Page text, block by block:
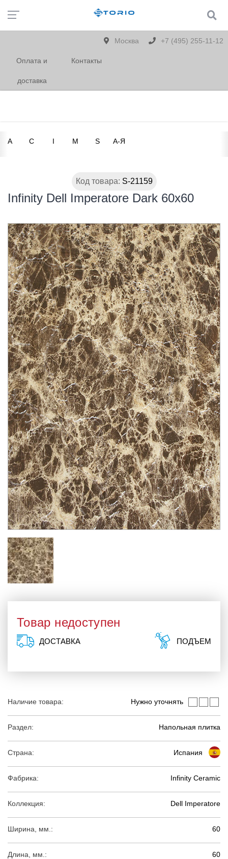
Москва +7 (495) 255-11-12
Оплата и
доставка
Контакты
A C I M S А-Я
Код товара: S-21159
Infinity Dell Imperatore Dark 60x60
Наличие товара: Нужно уточнять
Раздел: Напольная плитка
Страна: Испания
Фабрика: Infinity Ceramic
Коллекция: Dell Imperatore
Ширина, мм.: 60
Длина, мм.: 60
Товар недоступен
ДОСТАВКА ПОДЪЕМ